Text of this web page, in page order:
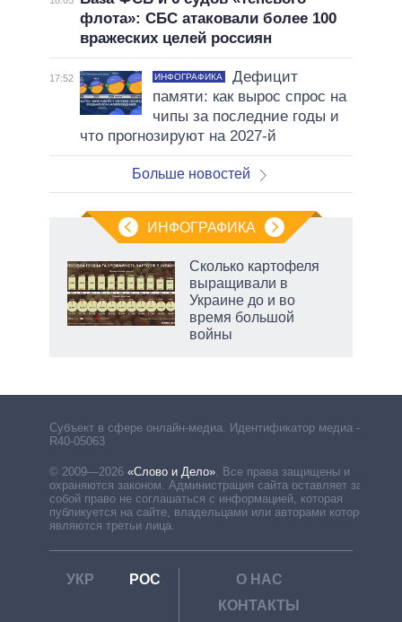
флота»: СБС атаковали более 100
вражеских целей россиян
17:52 ИНФОГРАФИКА
Дефицит
памяти: как вырос спрос на
чипы за последние годы и
что прогнозируют на 2027-й
Больше новостей
ИНФОГРАФИКА
Сколько картофеля
выращивали в
Украине до и во
время большой
войны
Субъект в сфере онлайн-медиа. Идентификатор медиа –
R40-05063
© 2009—2026 «Слово и Дело». Все права защищены и
охраняются законом. Администрация сайта оставляет за
собой право не соглашаться с информацией, которая
публикуется на сайте, владельцами или авторами которой
являются третьи лица.
УКР РОС
О НАС
КОНТАКТЫ